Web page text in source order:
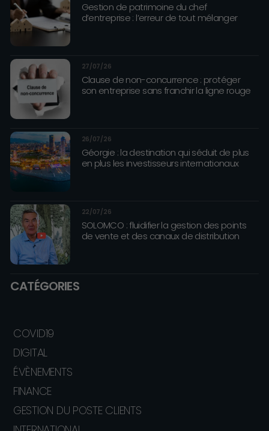
Gestion de patrimoine du chef
d’entreprise : l’erreur de tout mélanger
27/07/26
Clause de non-concurrence : protéger
son entreprise sans franchir la ligne rouge
26/07/26
Géorgie : la destination qui séduit de plus
en plus les investisseurs internationaux
22/07/26
SOLOMCO : fluidifier la gestion des points
de vente et des canaux de distribution
CATÉGORIES
COVID19
DIGITAL
ÉVÈNEMENTS
FINANCE
GESTION DU POSTE CLIENTS